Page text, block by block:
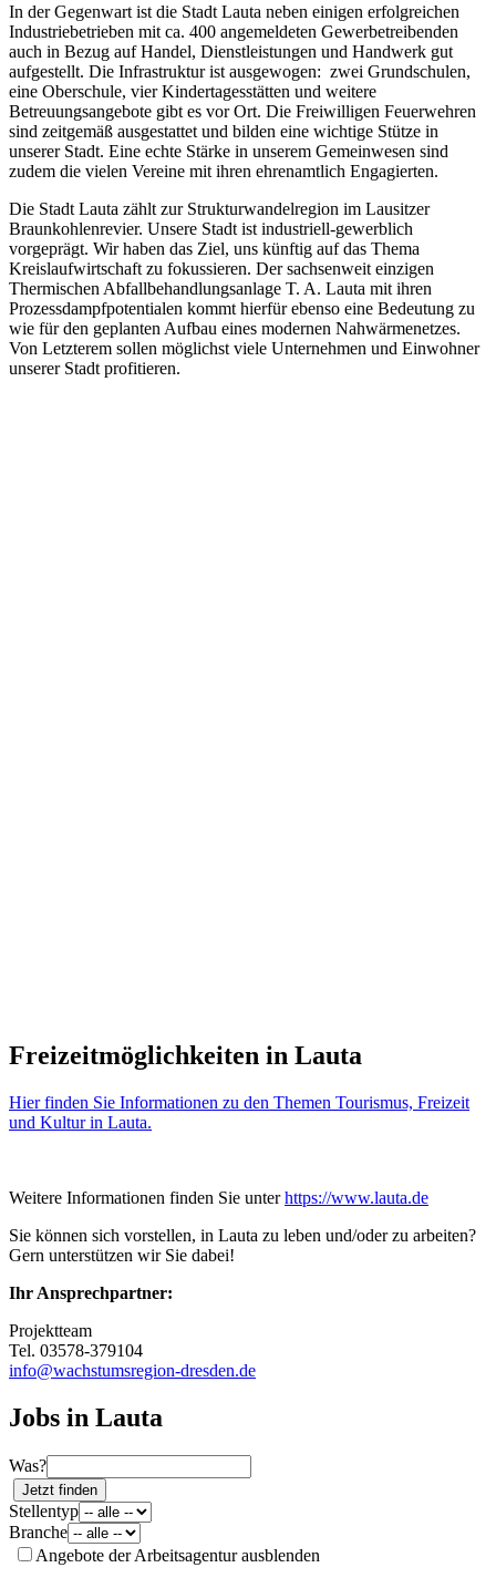
In der Gegenwart ist die Stadt Lauta neben einigen erfolgreichen
Industriebetrieben mit ca. 400 angemeldeten Gewerbetreibenden
auch in Bezug auf Handel, Dienstleistungen und Handwerk gut
aufgestellt. Die Infrastruktur ist ausgewogen: zwei Grundschulen,
eine Oberschule, vier Kindertagesstätten und weitere
Betreuungsangebote gibt es vor Ort. Die Freiwilligen Feuerwehren
sind zeitgemäß ausgestattet und bilden eine wichtige Stütze in
unserer Stadt. Eine echte Stärke in unserem Gemeinwesen sind
zudem die vielen Vereine mit ihren ehrenamtlich Engagierten.
Die Stadt Lauta zählt zur Strukturwandelregion im Lausitzer
Braunkohlenrevier. Unsere Stadt ist industriell-gewerblich
vorgeprägt. Wir haben das Ziel, uns künftig auf das Thema
Kreislaufwirtschaft zu fokussieren. Der sachsenweit einzigen
Thermischen Abfallbehandlungsanlage T. A. Lauta mit ihren
Prozessdampfpotentialen kommt hierfür ebenso eine Bedeutung zu
wie für den geplanten Aufbau eines modernen Nahwärmenetzes.
Von Letzterem sollen möglichst viele Unternehmen und Einwohner
unserer Stadt profitieren.
Freizeitmöglichkeiten in Lauta
Hier finden Sie Informationen zu den Themen Tourismus, Freizeit
und Kultur in Lauta.
Weitere Informationen finden Sie unterhttps://www.lauta.de
Sie können sich vorstellen, in Lauta zu leben und/oder zu arbeiten?
Gern unterstützen wir Sie dabei!
Ihr Ansprechpartner:
Projektteam
Tel. 03578-379104
info@wachstumsregion-dresden.de
Jobs in Lauta
Was?
Jetzt finden
Stellentyp
Branche
Angebote der Arbeitsagentur ausblenden